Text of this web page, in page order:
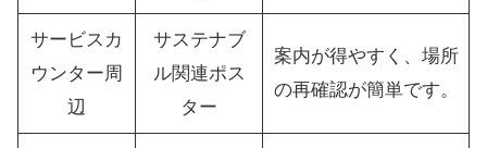
サービスカ
ウンター周
辺
サステナブ
ル関連ポス
ター
案内が得やすく、場所
の再確認が簡単です。